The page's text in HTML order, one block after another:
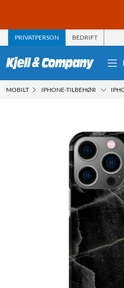
PRIVATPERSON BEDRIFT
MOBILT IPHONE-TILBEHØR